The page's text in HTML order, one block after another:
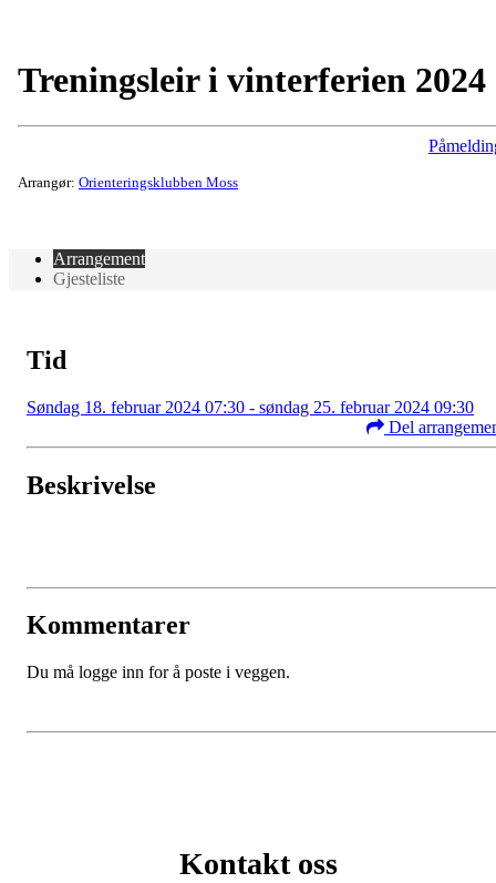
Treningsleir i vinterferien 2024
Arrangør: Orienteringsklubben Moss
Arrangement
Gjesteliste
Tid
Søndag 18. februar 2024 07:30 - søndag 25. februar 2024 09:30
Del
Beskrivelse
Kommentarer
Du må logge inn for å poste i veggen.
Kontakt oss